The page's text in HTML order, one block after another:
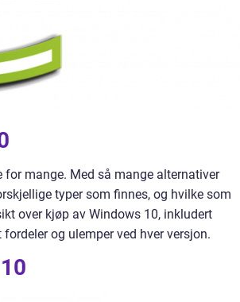
for mange. Med så mange alternativer
typer som finnes, og hvilke som
over kjøp av Windows 10, inkludert
og ulemper ved hver versjon.